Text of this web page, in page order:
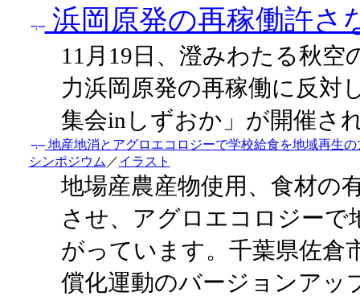
浜岡原発の再稼働許さ
11月19日、澄みわたる秋空
力浜岡原発の再稼働に反対
集会inしずおか」が開催さ
地産地消とアグロエコロジーで学校給食を地域再生の
シンポジウム ／イラスト
地場産農産物使用、食材の
させ、アグロエコロジーで
がっています。千葉県佐倉
償化運動のバージョンアッ